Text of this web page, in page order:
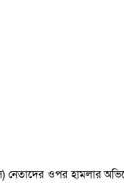
নেতাদের ওপর হামলার